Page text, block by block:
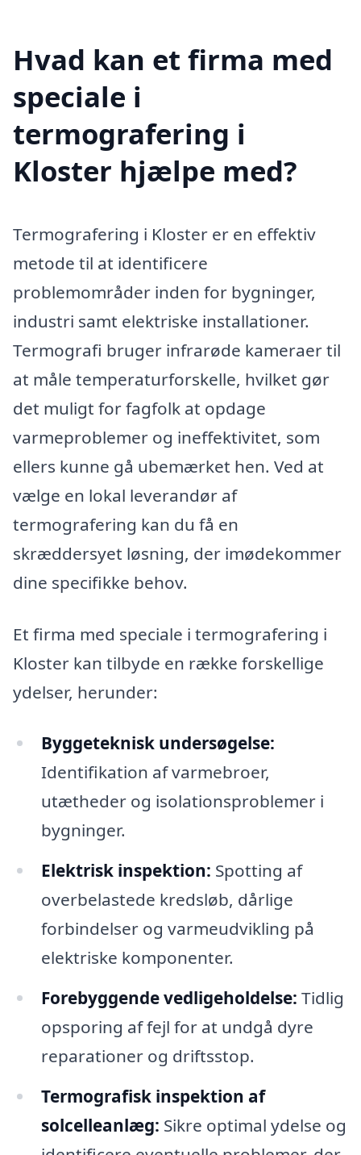
Hvad kan et firma med
speciale i
termografering i
Kloster hjælpe med?
Termografering i Kloster er en effektiv
metode til at identificere
problemområder inden for bygninger,
industri samt elektriske installationer.
Termografi bruger infrarøde kameraer til
at måle temperaturforskelle, hvilket gør
det muligt for fagfolk at opdage
varmeproblemer og ineffektivitet, som
ellers kunne gå ubemærket hen. Ved at
vælge en lokal leverandør af
termografering kan du få en
skræddersyet løsning, der imødekommer
dine specifikke behov.
Et firma med speciale i termografering i
Kloster kan tilbyde en række forskellige
ydelser, herunder:
Byggeteknisk undersøgelse:
Identifikation af varmebroer,
utætheder og isolationsproblemer i
bygninger.
Elektrisk inspektion: Spotting af
overbelastede kredsløb, dårlige
forbindelser og varmeudvikling på
elektriske komponenter.
Forebyggende vedligeholdelse: Tidlig
opsporing af fejl for at undgå dyre
reparationer og driftsstop.
Termografisk inspektion af
solcelleanlæg: Sikre optimal ydelse og